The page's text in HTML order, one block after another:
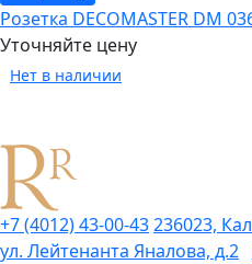
Розетка DECOMASTER DM
Уточняйте цену
Нет в наличии
+7 (4012) 43-00-43236023,
ул. Лейтенанта Яналова, д.2